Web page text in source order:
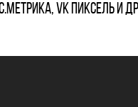
VK Пиксель и